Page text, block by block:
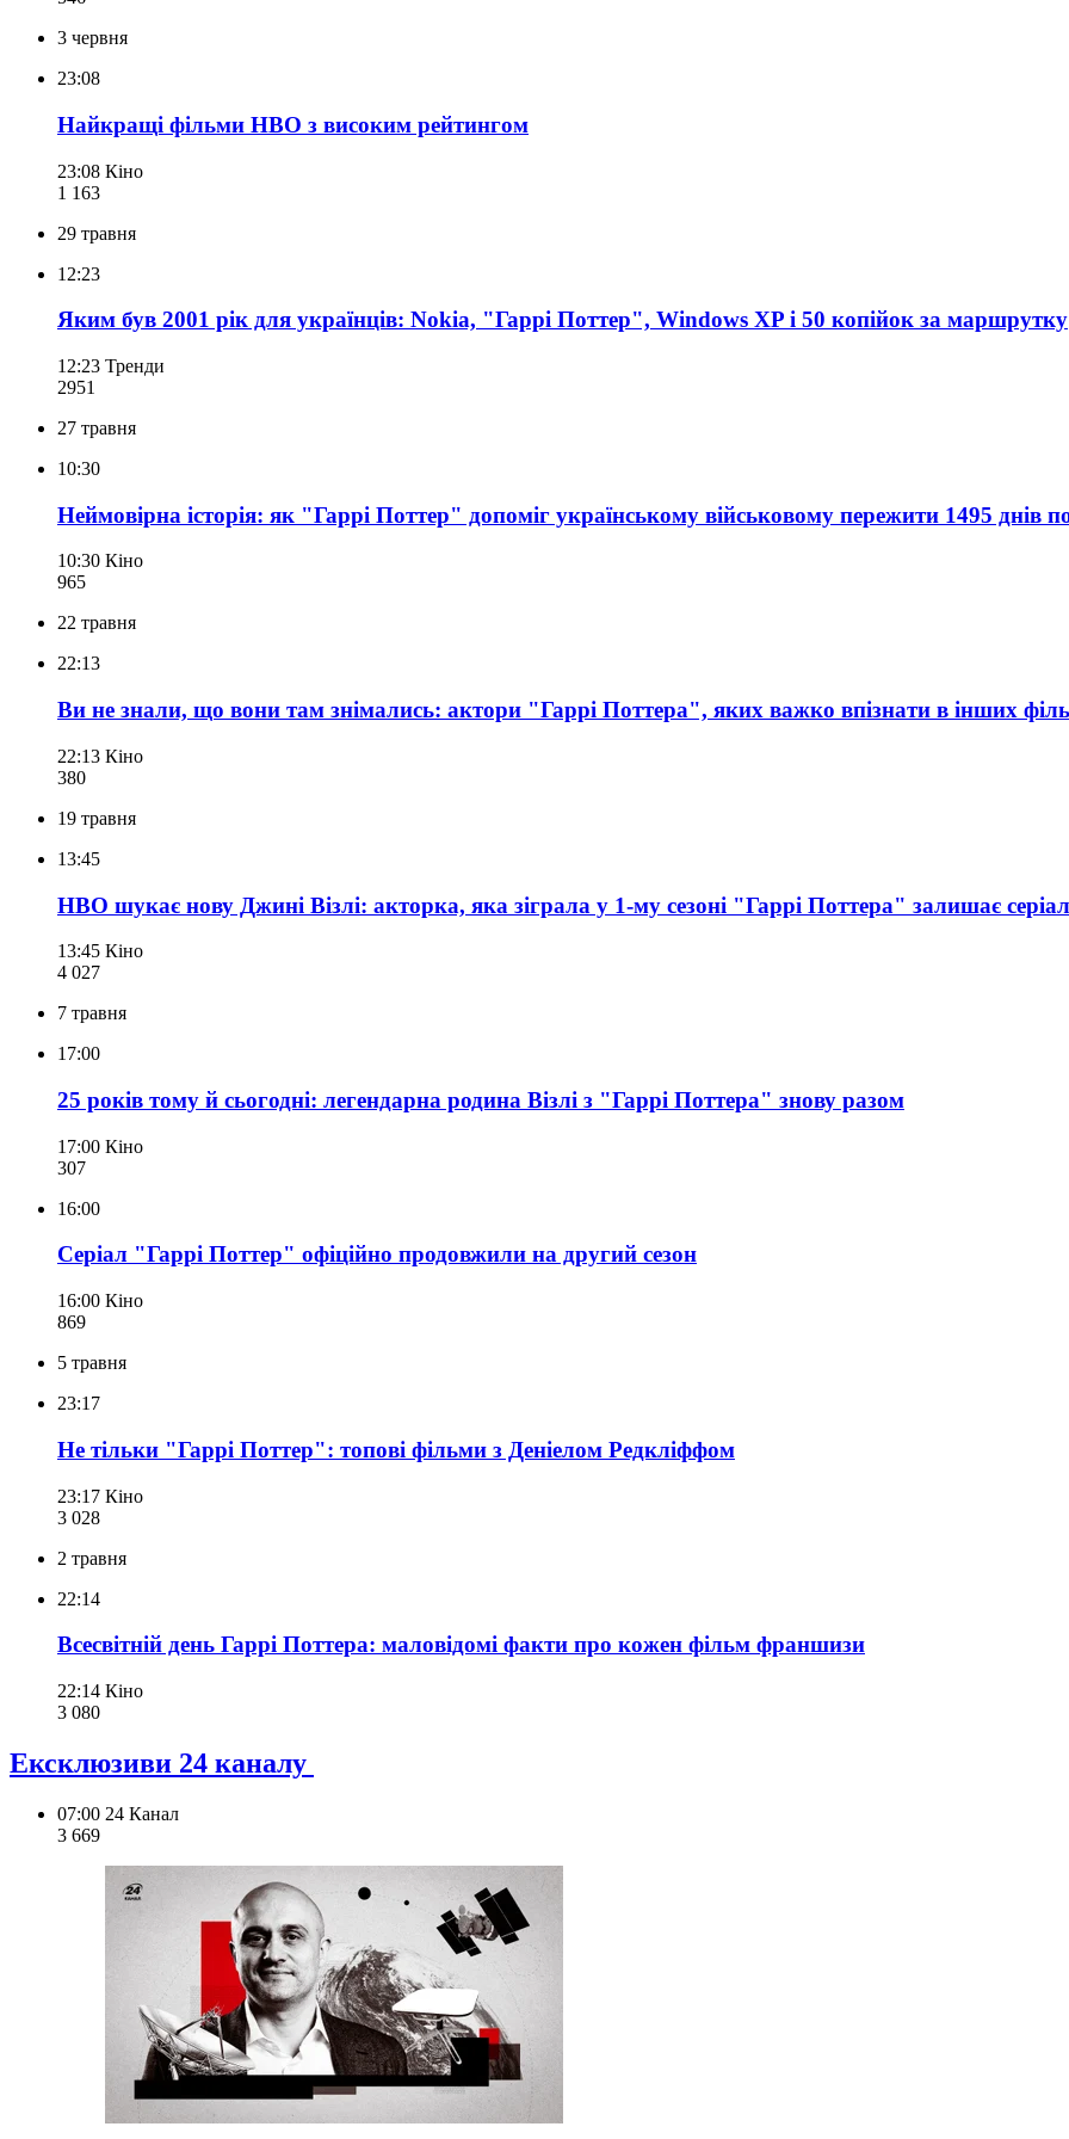
3 червня
23:08
Найкращі фільми HBO з високим рейтингом
23:08 Кіно
1 163
29 травня
12:23
Яким був 2001 рік для українців: Nokia, "Гаррі Поттер", Windows XP і 50 копійок за маршрутку
12:23 Тренди
2951
27 травня
10:30
Неймовірна історія: як "Гаррі Поттер" допоміг українському військовому пережити 1495 днів
10:30 Кіно
965
22 травня
22:13
Ви не знали, що вони там знімались: актори "Гаррі Поттера", яких важко впізнати в інших
22:13 Кіно
380
19 травня
13:45
HBO шукає нову Джині Візлі: акторка, яка зіграла у 1-му сезоні "Гаррі Поттера" залишає серіал
13:45 Кіно
4 027
7 травня
17:00
25 років тому й сьогодні: легендарна родина Візлі з "Гаррі Поттера" знову разом
17:00 Кіно
307
16:00
Серіал "Гаррі Поттер" офіційно продовжили на другий сезон
16:00 Кіно
869
5 травня
23:17
Не тільки "Гаррі Поттер": топові фільми з Деніелом Редкліффом
23:17 Кіно
3 028
2 травня
22:14
Всесвітній день Гаррі Поттера: маловідомі факти про кожен фільм франшизи
22:14 Кіно
3 080
Ексклюзиви 24 каналу
07:00 24 Канал
3 669